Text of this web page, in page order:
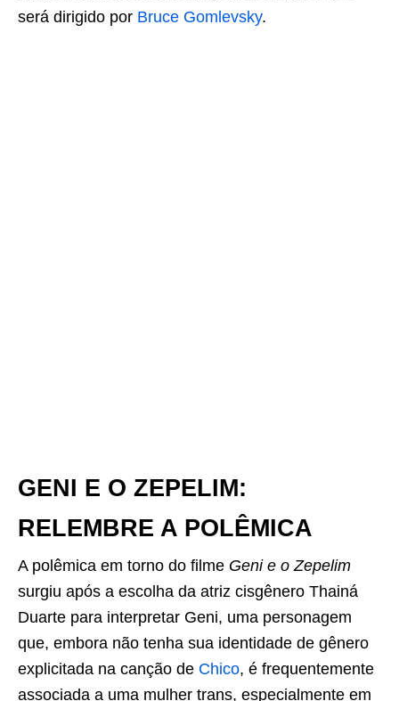
será dirigido por Bruce Gomlevsky.
GENI E O ZEPELIM:
RELEMBRE A POLÊMICA
​A polêmica em torno do filme Geni e o Zepelim
surgiu após a escolha da atriz cisgênero Thainá
Duarte para interpretar Geni, uma personagem
que, embora não tenha sua identidade de gênero
explicitada na canção de Chico, é frequentemente
associada a uma mulher trans, especialmente em